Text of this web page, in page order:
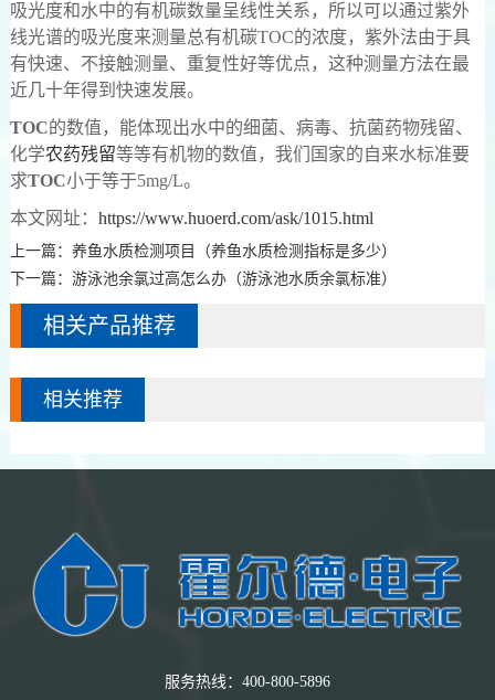
吸光度和水中的有机碳数量呈线性关系，所以可以通过紫外
线光谱的吸光度来测量总有机碳TOC的浓度，紫外法由于具
有快速、不接触测量、重复性好等优点，这种测量方法在最
近几十年得到快速发展。
TOC的数值，能体现出水中的细菌、病毒、抗菌药物残留、
化学农药残留等等有机物的数值，我们国家的自来水标准要
求TOC小于等于5mg/L。
本文网址： https://www.huoerd.com/ask/1015.html
上一篇： 养鱼水质检测项目（养鱼水质检测指标是多少）
下一篇： 游泳池余氯过高怎么办（游泳池水质余氯标准）
相关产品推荐
相关推荐
服务热线：400-800-5896